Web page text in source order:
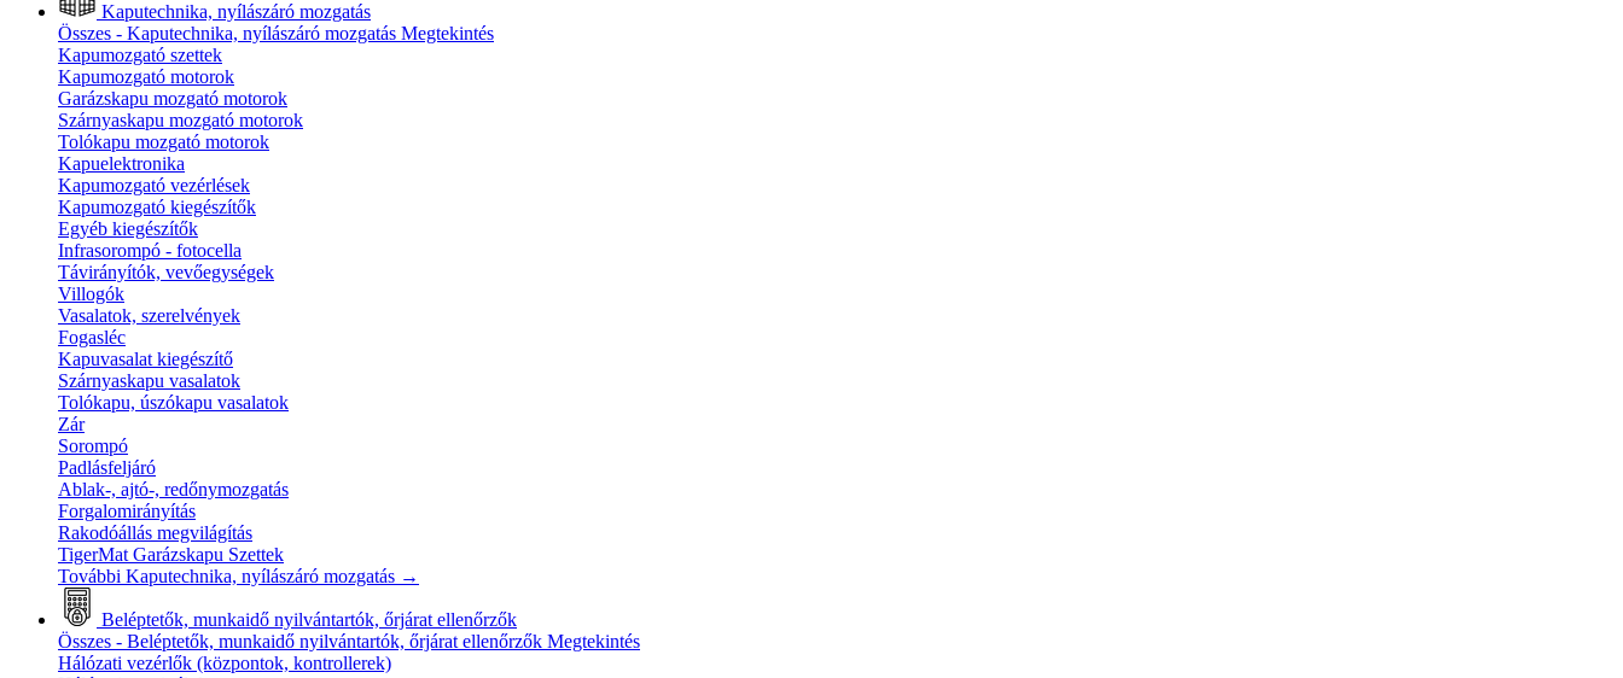
Kaputechnika, nyílászáró mozgatás
Összes - Kaputechnika, nyílászáró mozgatás Megtekintés
Kapumozgató szettek
Kapumozgató motorok
Garázskapu mozgató motorok
Szárnyaskapu mozgató motorok
Tolókapu mozgató motorok
Kapuelektronika
Kapumozgató vezérlések
Kapumozgató kiegészítők
Egyéb kiegészítők
Infrasorompó - fotocella
Távirányítók, vevőegységek
Villogók
Vasalatok, szerelvények
Fogasléc
Kapuvasalat kiegészítő
Szárnyaskapu vasalatok
Tolókapu, úszókapu vasalatok
Zár
Sorompó
Padlásfeljáró
Ablak-, ajtó-, redőnymozgatás
Forgalomirányítás
Rakodóállás megvilágítás
TigerMat Garázskapu Szettek
További Kaputechnika, nyílászáró mozgatás →
Beléptetők, munkaidő nyilvántartók, őrjárat ellenőrzők
Összes - Beléptetők, munkaidő nyilvántartók, őrjárat ellenőrzők Megtekintés
Hálózati vezérlők (központok, kontrollerek)